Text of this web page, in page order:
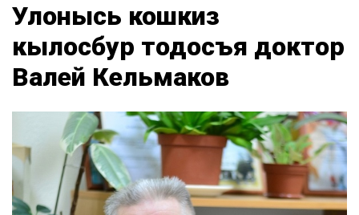
Улонысь кошкиз
кылосбур тодосъя доктор
Валей Кельмаков